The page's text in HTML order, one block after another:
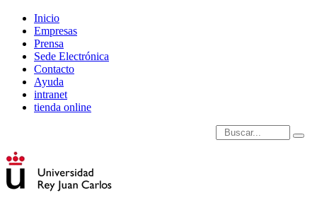
Inicio
Empresas
Prensa
Sede Electrónica
Contacto
Ayuda
intranet
tienda online
Introduce términos de